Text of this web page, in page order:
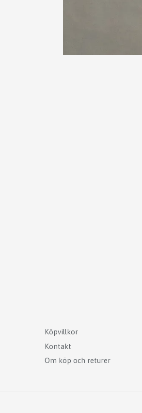
Köpvillkor
Kontakt
Om köp och returer